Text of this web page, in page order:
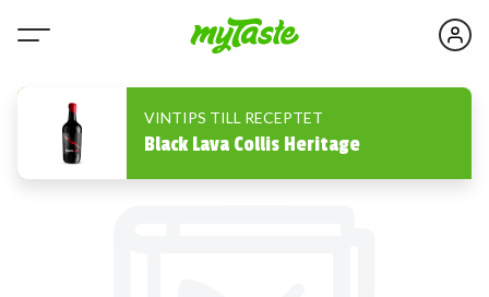
VINTIPS TILL RECEPTET
Black Lava Collis Heritage